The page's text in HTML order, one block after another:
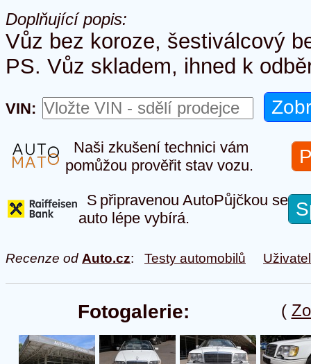
Doplňující popis:
Vůz bez koroze, šestiválcový
PS. Vůz skladem, ihned k
VIN:
Naši zkušení technici vám
pomůžou prověřit stav vozu.
S připravenou AutoPůjčkou se
auto lépe vybírá.
Recenze od Auto.cz: Testy automobilů
(
Fotogalerie: